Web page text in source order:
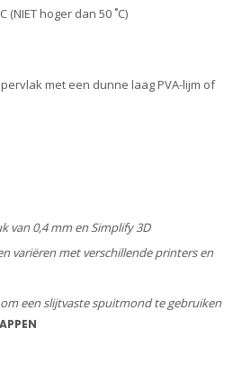
(NIET hoger dan 50 ˚C)
met een dunne laag PVA-lijm of
van 0,4 mm en Simplify 3D
variëren met verschillende printers en
een ​​slijtvaste spuitmond te gebruiken